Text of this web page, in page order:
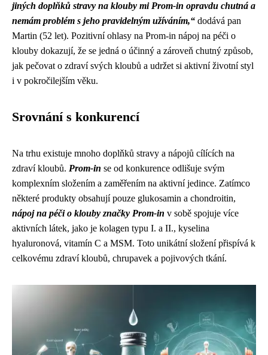
jiných doplňků stravy na klouby mi Prom-in opravdu chutná a
nemám problém s jeho pravidelným užíváním,“ dodává pan
Martin (52 let). Pozitivní ohlasy na Prom-in nápoj na péči o
klouby dokazují, že se jedná o účinný a zároveň chutný způsob,
jak pečovat o zdraví svých kloubů a udržet si aktivní životní styl
i v pokročilejším věku.
Srovnání s konkurencí
Na trhu existuje mnoho doplňků stravy a nápojů cílících na
zdraví kloubů. Prom-in se od konkurence odlišuje svým
komplexním složením a zaměřením na aktivní jedince. Zatímco
některé produkty obsahují pouze glukosamin a chondroitin,
nápoj na péči o klouby značky Prom-in v sobě spojuje více
aktivních látek, jako je kolagen typu I. a II., kyselina
hyaluronová, vitamín C a MSM. Toto unikátní složení přispívá k
celkovému zdraví kloubů, chrupavek a pojivových tkání.